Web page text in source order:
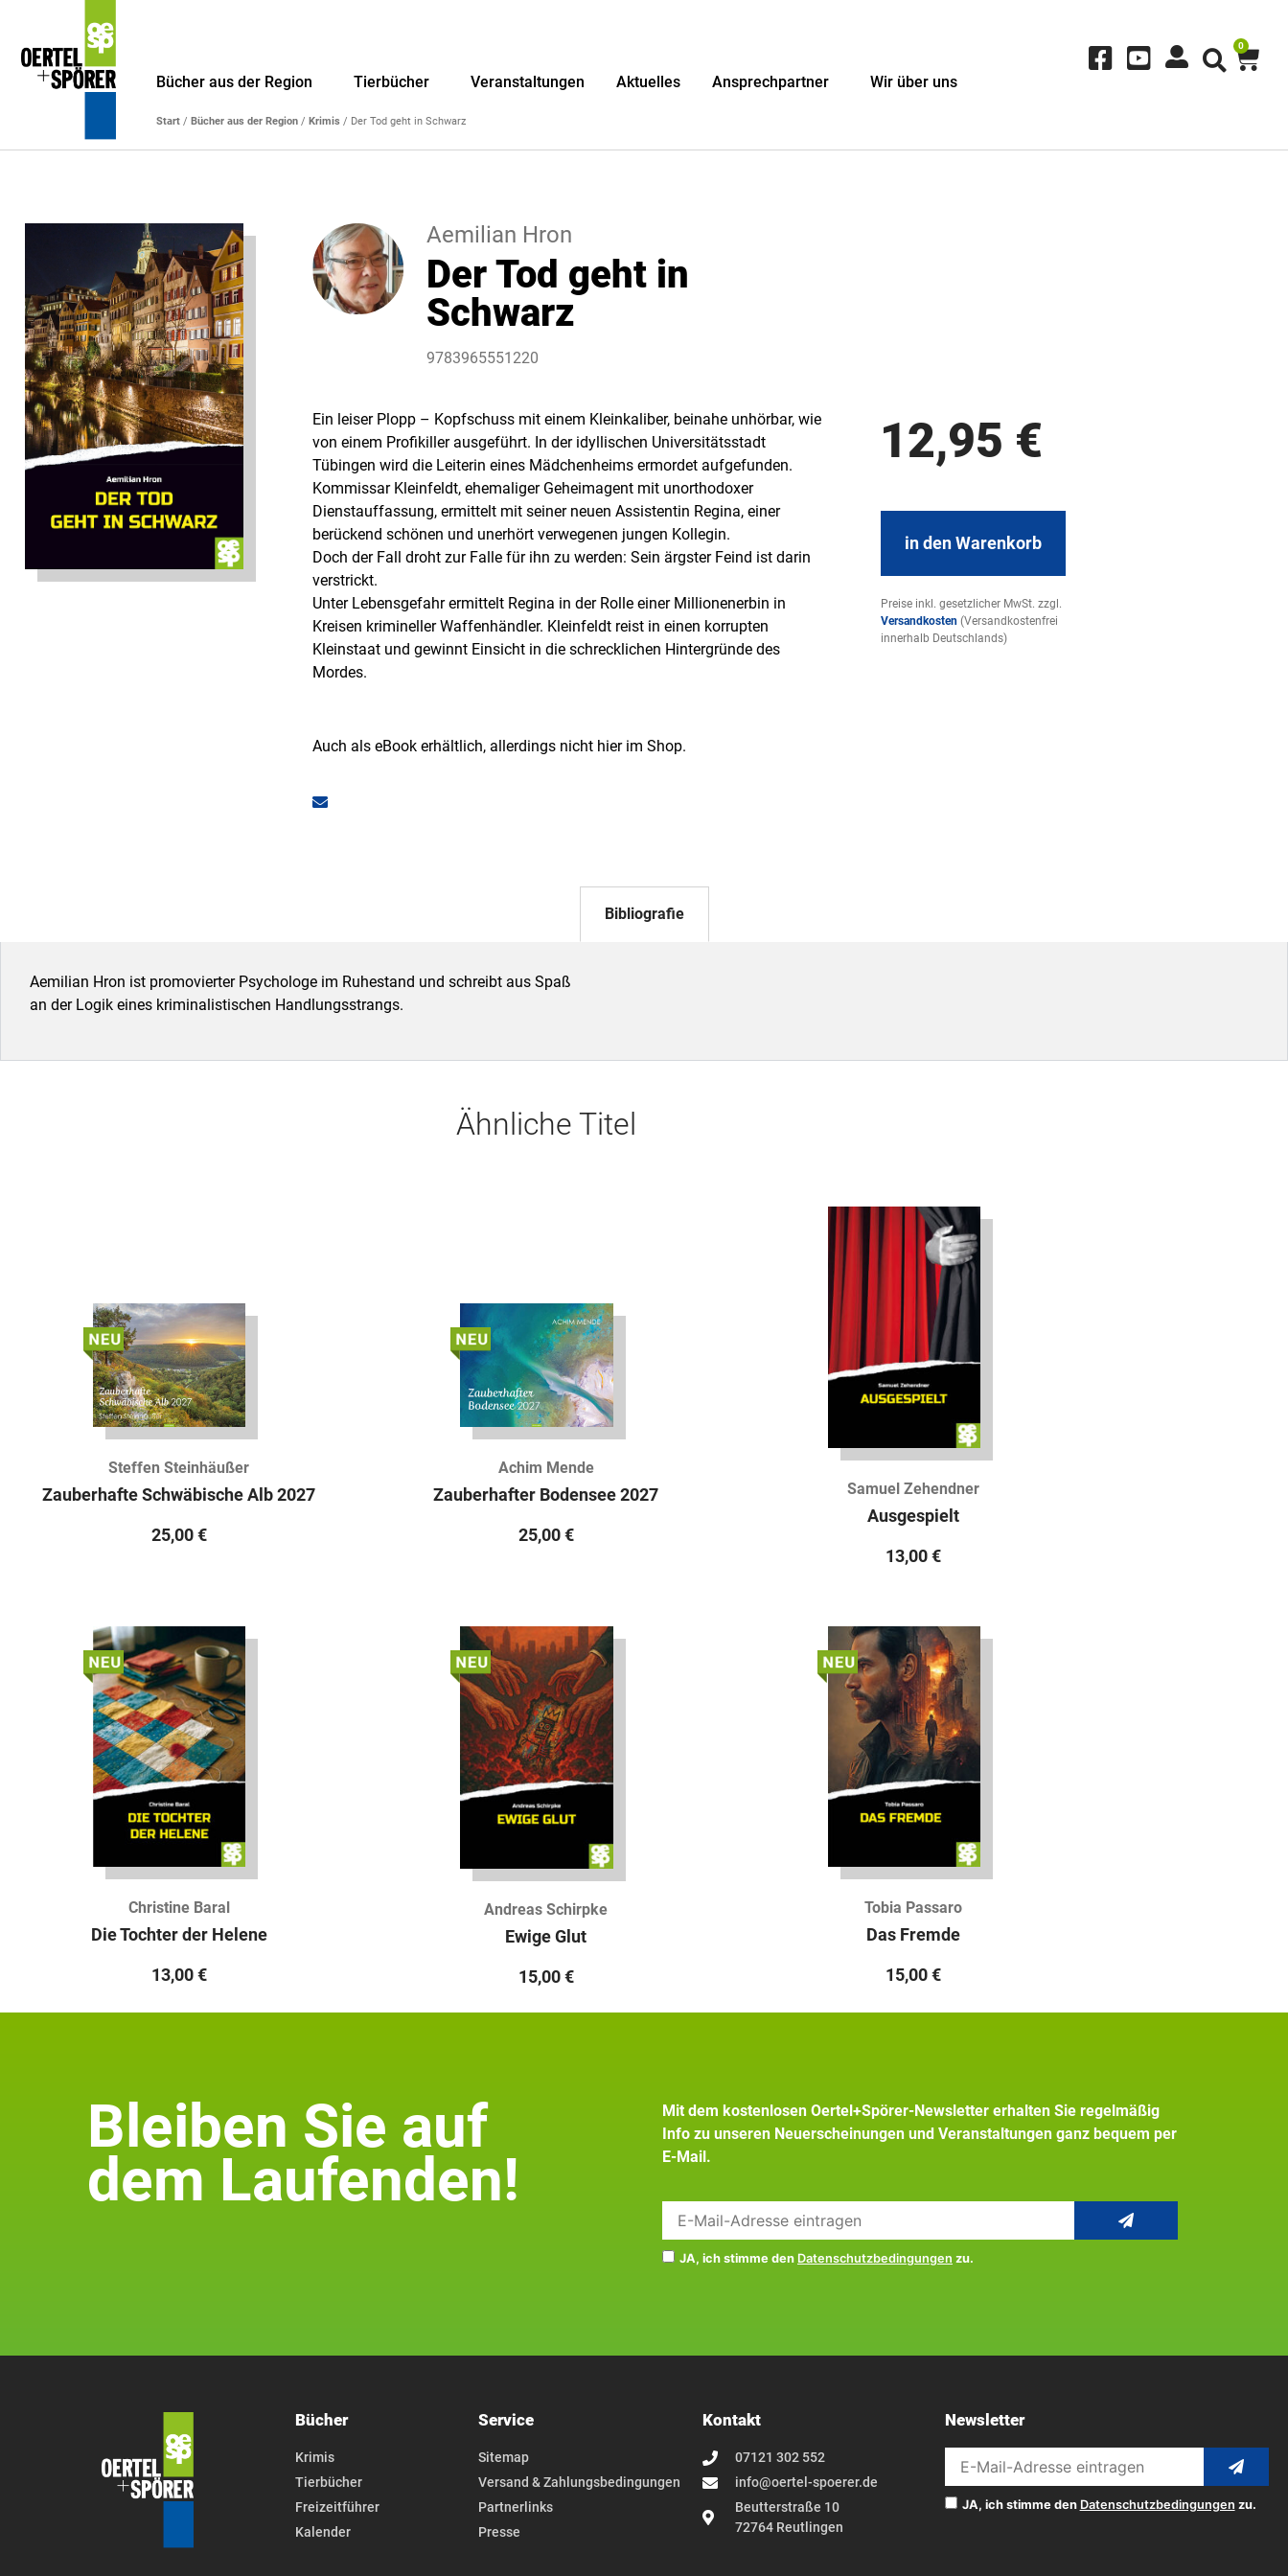
Bücher aus der Region Tierbücher Veranstaltungen Aktuelles Ansprechpartner Wir über uns
Start /Bücher aus der Region /Krimis / Der Tod geht in Schwarz
0
Aemilian Hron
Der Tod geht in
Schwarz
9783965551220
Ein leiser Plopp – Kopfschuss mit einem Kleinkaliber, beinahe unhörbar, wie
von einem Profikiller ausgeführt. In der idyllischen Universitätsstadt
Tübingen wird die Leiterin eines Mädchenheims ermordet aufgefunden.
Kommissar Kleinfeldt, ehemaliger Geheimagent mit unorthodoxer
Dienstauffassung, ermittelt mit seiner neuen Assistentin Regina, einer
berückend schönen und unerhört verwegenen jungen Kollegin.
Doch der Fall droht zur Falle für ihn zu werden: Sein ärgster Feind ist darin
verstrickt.
Unter Lebensgefahr ermittelt Regina in der Rolle einer Millionenerbin in
Kreisen krimineller Waffenhändler. Kleinfeldt reist in einen korrupten
Kleinstaat und gewinnt Einsicht in die schrecklichen Hintergründe des
Mordes.
Auch als eBook erhältlich, allerdings nicht hier im Shop.
12,95 €
in den Warenkorb
Preise inkl. gesetzlicher MwSt. zzgl.
Versandkosten(Versandkostenfrei
innerhalb Deutschlands)
Bibliografie
Aemilian Hron ist promovierter Psychologe im Ruhestand und schreibt aus Spaß
an der Logik eines kriminalistischen Handlungsstrangs.
Ähnliche Titel
Steffen Steinhäußer
Zauberhafte Schwäbische Alb 2027
25,00 €
Achim Mende
Zauberhafter Bodensee 2027
25,00 €
Samuel Zehendner
Ausgespielt
13,00€
Christine Baral
Die Tochter der Helene
13,00 €
Andreas Schirpke
Ewige Glut
15,00 €
Tobia Passaro
Das Fremde
15,00€
Bleiben Sie auf
dem Laufenden!
Mit dem kostenlosen Oertel+Spörer-Newsletter erhalten Sie regelmäßig
Info zu unseren Neuerscheinungen und Veranstaltungen ganz bequem per
E-Mail.
JA, ich stimme den Datenschutzbedingungen zu.
Bücher
Krimis
Tierbücher
Freizeitführer
Kalender
Service
Sitemap
Versand & Zahlungsbedingungen
Partnerlinks
Presse
Kontakt
07121 302 552
info@oertel-spoerer.de
Beutterstraße 10
72764 Reutlingen
Newsletter
JA, ich stimme den Datenschutzbedingungen zu.